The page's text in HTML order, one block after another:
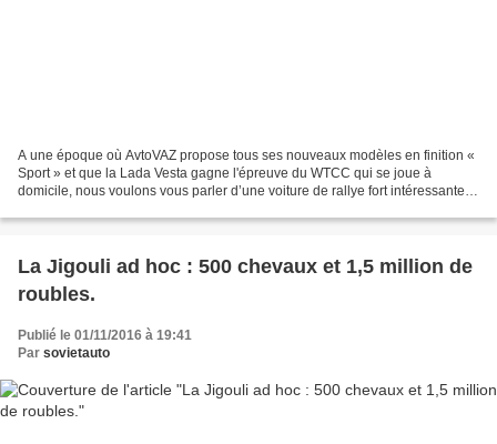
A une époque où AvtoVAZ propose tous ses nouveaux modèles en finition «
Sport » et que la Lada Vesta gagne l'épreuve du WTCC qui se joue à
domicile, nous voulons vous parler d’une voiture de rallye fort intéressante.
La Jigouli ad hoc : 500 chevaux et 1,5 million de
roubles.
Publié le 01/11/2016 à 19:41
Par sovietauto